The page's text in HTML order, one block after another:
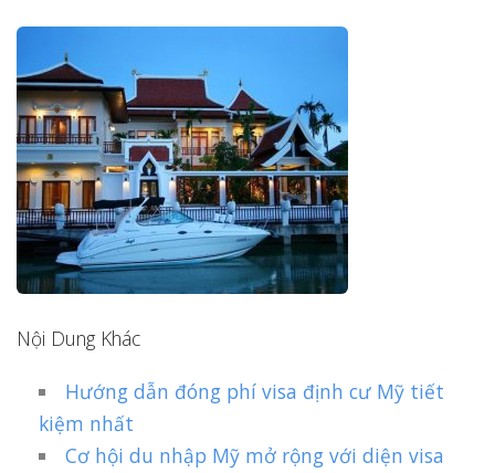
Nội Dung Khác
Hướng dẫn đóng phí visa định cư Mỹ tiết
kiệm nhất
Cơ hội du nhập Mỹ mở rộng với diện visa